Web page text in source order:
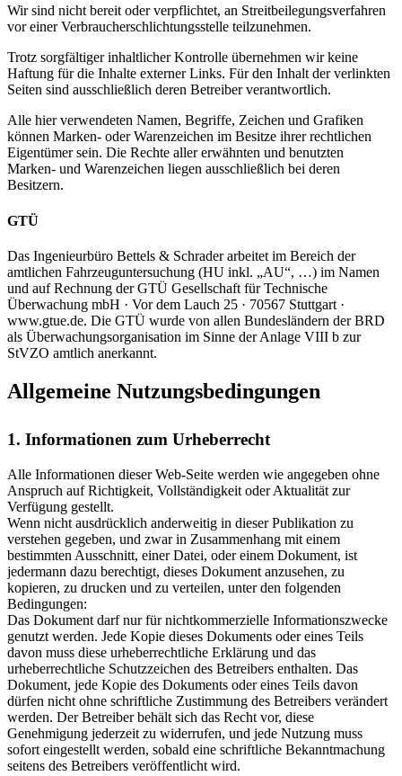
Wir sind nicht bereit oder verpflichtet, an Streitbeilegungsverfahren
vor einer Verbraucherschlichtungsstelle teilzunehmen.
Trotz sorgfältiger inhaltlicher Kontrolle übernehmen wir keine
Haftung für die Inhalte externer Links. Für den Inhalt der verlinkten
Seiten sind ausschließlich deren Betreiber verantwortlich.
Alle hier verwendeten Namen, Begriffe, Zeichen und Grafiken
können Marken- oder Warenzeichen im Besitze ihrer rechtlichen
Eigentümer sein. Die Rechte aller erwähnten und benutzten
Marken- und Warenzeichen liegen ausschließlich bei deren
Besitzern.
GTÜ
Das Ingenieurbüro Bettels & Schrader arbeitet im Bereich der
amtlichen Fahrzeuguntersuchung (HU inkl. „AU“, …) im Namen
und auf Rechnung der GTÜ Gesellschaft für Technische
Überwachung mbH · Vor dem Lauch 25 · 70567 Stuttgart ·
www.gtue.de. Die GTÜ wurde von allen Bundesländern der BRD
als Überwachungsorganisation im Sinne der Anlage VIII b zur
StVZO amtlich anerkannt.
Allgemeine Nutzungsbedingungen
1. Informationen zum Urheberrecht
Alle Informationen dieser Web-Seite werden wie angegeben ohne
Anspruch auf Richtigkeit, Vollständigkeit oder Aktualität zur
Verfügung gestellt.
Wenn nicht ausdrücklich anderweitig in dieser Publikation zu
verstehen gegeben, und zwar in Zusammenhang mit einem
bestimmten Ausschnitt, einer Datei, oder einem Dokument, ist
jedermann dazu berechtigt, dieses Dokument anzusehen, zu
kopieren, zu drucken und zu verteilen, unter den folgenden
Bedingungen:
Das Dokument darf nur für nichtkommerzielle Informationszwecke
genutzt werden. Jede Kopie dieses Dokuments oder eines Teils
davon muss diese urheberrechtliche Erklärung und das
urheberrechtliche Schutzzeichen des Betreibers enthalten. Das
Dokument, jede Kopie des Dokuments oder eines Teils davon
dürfen nicht ohne schriftliche Zustimmung des Betreibers verändert
werden. Der Betreiber behält sich das Recht vor, diese
Genehmigung jederzeit zu widerrufen, und jede Nutzung muss
sofort eingestellt werden, sobald eine schriftliche Bekanntmachung
seitens des Betreibers veröffentlicht wird.